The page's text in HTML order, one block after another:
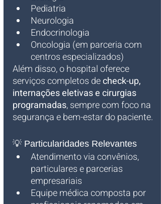
Pediatria
Neurologia
Endocrinologia
Oncologia (em parceria com
centros especializados)
Além disso, o hospital oferece
serviços completos de check-up,
internações eletivas e cirurgias
programadas, sempre com foco na
segurança e bem-estar do paciente.
💡 Particularidades Relevantes
Atendimento via convênios,
particulares e parcerias
empresariais
Equipe médica composta por